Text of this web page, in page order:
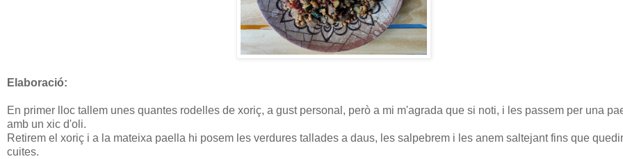
Elaboració:
En primer lloc tallem unes quantes rodelles de xoriç, a gust personal, però a mi m'agrada que si noti, i les passem per una
amb un xic d'oli.
Retirem el xoriç i a la mateixa paella hi posem les verdures tallades a daus, les salpebrem i les anem saltejant fins que
cuites.